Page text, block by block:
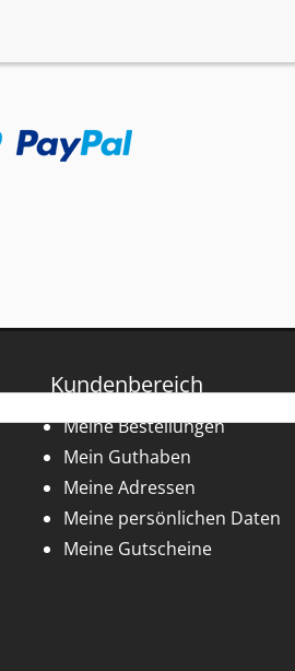
Kundenbereich
Meine Bestellungen
Mein Guthaben
Meine Adressen
Meine persönlichen Daten
Meine Gutscheine